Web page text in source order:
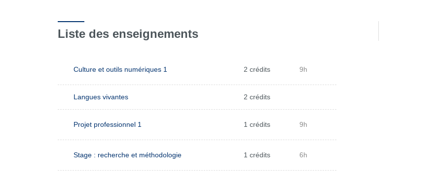
Liste des enseignements
Culture et outils numériques 1 2 crédits 9h
Langues vivantes 2 crédits
Projet professionnel 1 1 crédits 9h
Stage : recherche et méthodologie 1 crédits 6h